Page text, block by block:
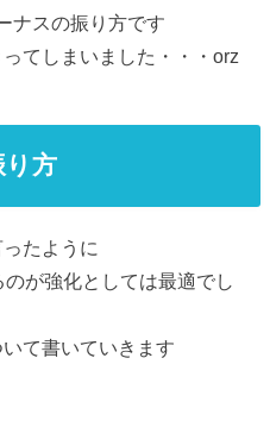
ナスの振り方です
てしまいました・・・orz
り方
たように
が強化としては最適でし
て書いていきます